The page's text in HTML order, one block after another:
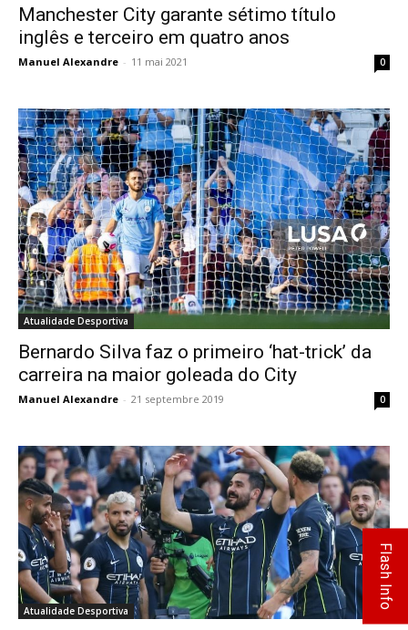
Manchester City garante sétimo título
inglês e terceiro em quatro anos
Manuel Alexandre - 11 mai 2021 0
Atualidade Desportiva
Bernardo Silva faz o primeiro ‘hat-trick’ da
carreira na maior goleada do City
Manuel Alexandre - 21 septembre 2019 0
Atualidade Desportiva
Flash Info